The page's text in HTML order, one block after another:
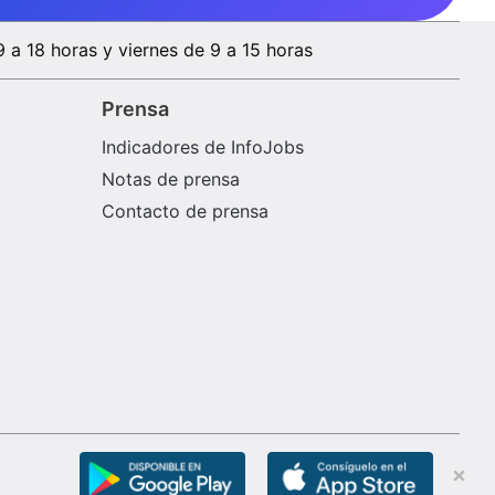
a 18 horas y viernes de 9 a 15 horas
Prensa
Indicadores de InfoJobs
Notas de prensa
Contacto de prensa